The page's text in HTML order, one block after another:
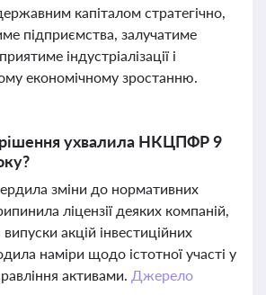
капіталом стратегічно,
підприємства, залучатиме
індустріалізації і
економічному зростанню.
рішення ухвалила НКЦПФР 9
зміни до нормативних
ліцензії деяких компаній,
акцій інвестиційних
наміри щодо істотної участі у
активами. Джерело